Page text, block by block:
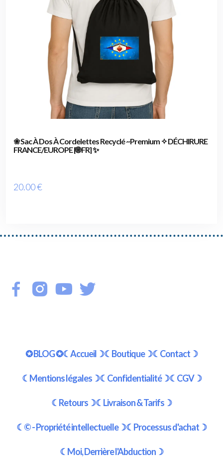
❀ Sac À Dos À Cordelettes Recyclé ~Premium ✧ DÉCHIRURE
FRANCE/EUROPE [🌐 FR] ✨
20.00€
✪ BLOG ✪☾Accueil☽☾Boutique☽☾Contact☽
☾Mentions légales☽☾Confidentialité☽☾CGV☽
☾Retours☽☾Livraison & Tarifs☽
☾© - Propriété intellectuelle☽☾Processus d'achat☽
☾Moi, Derrière l'Abduction☽